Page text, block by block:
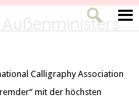
Calligraphy Association
mit der höchsten